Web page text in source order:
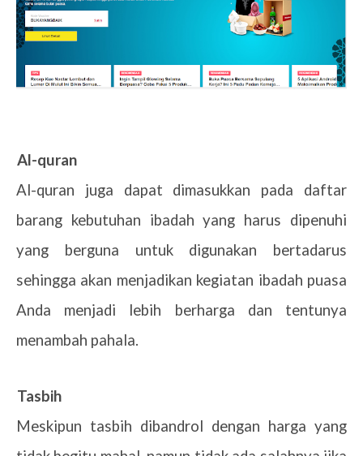
Al-quran
Al-quran juga dapat dimasukkan pada daftar
barang kebutuhan ibadah yang harus dipenuhi
yang berguna untuk digunakan bertadarus
sehingga akan menjadikan kegiatan ibadah puasa
Anda menjadi lebih berharga dan tentunya
menambah pahala.
Tasbih
Meskipun tasbih dibandrol dengan harga yang